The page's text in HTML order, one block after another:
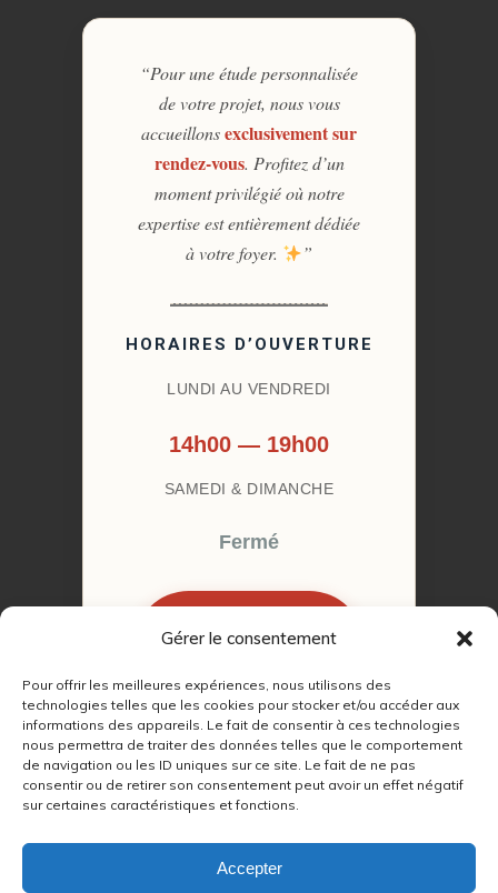
Gérer le consentement
Pour offrir les meilleures expériences, nous utilisons des
technologies telles que les cookies pour stocker et/ou accéder aux
informations des appareils. Le fait de consentir à ces technologies
nous permettra de traiter des données telles que le comportement
de navigation ou les ID uniques sur ce site. Le fait de ne pas
consentir ou de retirer son consentement peut avoir un effet négatif
sur certaines caractéristiques et fonctions.
Accepter
“Pour une étude personnalisée
de votre projet, nous vous
accueillonsexclusivement sur
rendez-vous. Profitez d’un
moment privilégié où notre
expertise est entièrement dédiée
à votre foyer.
”
HORAIRES D’OUVERTURE
LUNDI AU VENDREDI
14h00 — 19h00
SAMEDI & DIMANCHE
Fermé
RENDEZ-VOUS
© 2022 – 2026Autour du Feu 77
RGPD